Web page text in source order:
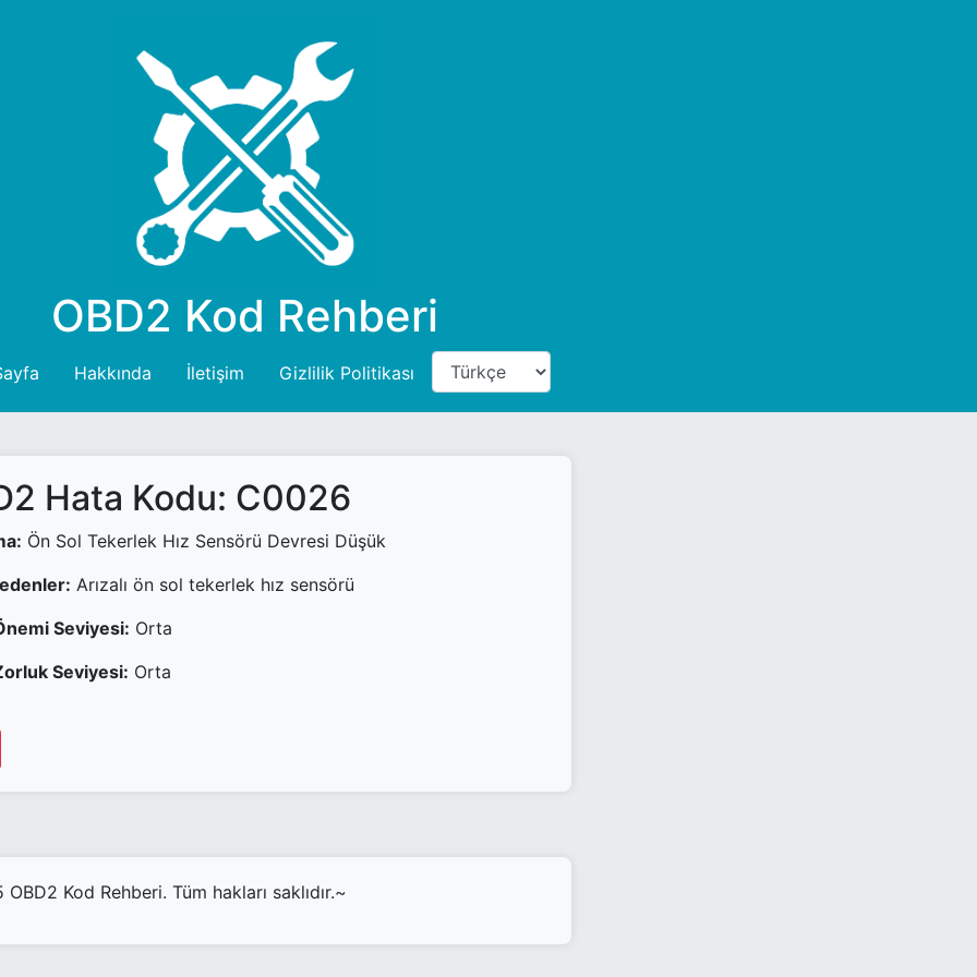
OBD2 Kod Rehberi
Hakkında İletişim Gizlilik Politikası
Hata Kodu: C0026
Ön Sol Tekerlek Hız Sensörü Devresi Düşük
Arızalı ön sol tekerlek hız sensörü
Seviyesi: Orta
Seviyesi: Orta
Kod Rehberi. Tüm hakları saklıdır.~